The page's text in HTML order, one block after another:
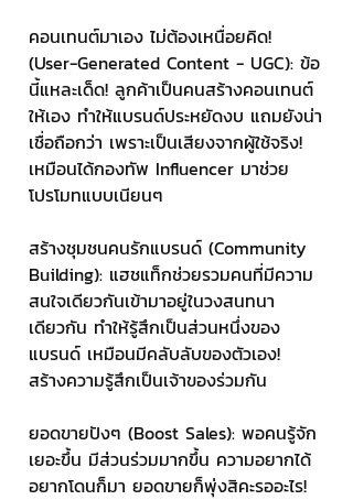
คอนเทนต์มาเอง ไม่ต้องเหนื่อยคิด!
(User-Generated Content - UGC): ข้อ
นี้แหละเด็ด! ลูกค้าเป็นคนสร้างคอนเทนต์
ให้เอง ทำให้แบรนด์ประหยัดงบ แถมยังน่า
เชื่อถือกว่า เพราะเป็นเสียงจากผู้ใช้จริง!
เหมือนได้กองทัพ Influencer มาช่วย
โปรโมทแบบเนียนๆ
สร้างชุมชนคนรักแบรนด์ (Community
Building): แฮชแท็กช่วยรวมคนที่มีความ
สนใจเดียวกันเข้ามาอยู่ในวงสนทนา
เดียวกัน ทำให้รู้สึกเป็นส่วนหนึ่งของ
แบรนด์ เหมือนมีคลับลับของตัวเอง!
สร้างความรู้สึกเป็นเจ้าของร่วมกัน
ยอดขายปังๆ (Boost Sales): พอคนรู้จัก
เยอะขึ้น มีส่วนร่วมมากขึ้น ความอยากได้
อยากโดนก็มา ยอดขายก็พุ่งสิคะรออะไร!